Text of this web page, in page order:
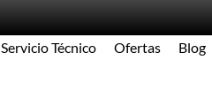
Servicio Técnico Ofertas Blog